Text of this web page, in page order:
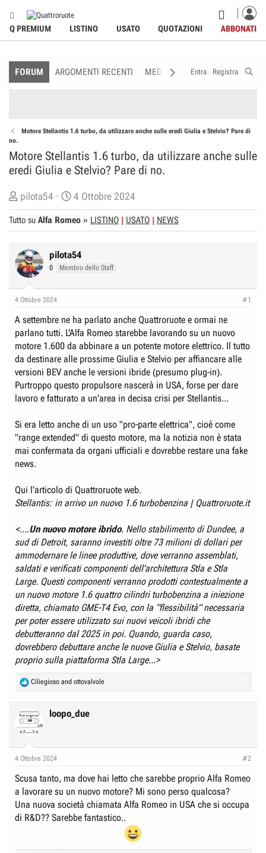
Q PREMIUM LISTINO USATO QUOTAZIONI ABBONATI
FORUM ARGOMENTI RECENTI MEDIA MEMBRI
Entra Registra
Motore Stellantis 1.6 turbo, da utilizzare anche sulle eredi Giulia e Stelvio? Pare di
no.
Motore Stellantis 1.6 turbo, da utilizzare anche sulle
eredi Giulia e Stelvio? Pare di no.
C
r
e
t
o
e
i
s
c
u
s
s
o
n
e
pilota54
D
a
t
d
i
z
i
o
4 Ottobre 2024
Tutto su Alfa Romeo » LISTINO USATO NEWS
pilota54
0 Membro dello Staff
4 Ottobre 2024 #1
A settembre ne ha parlato anche Quattroruote e ormai ne
parlano tutti. L'Alfa Romeo starebbe lavorando su un nuovo
motore 1.600 da abbinare a un potente motore elettrico. Il tutto
da destinare alle prossime Giulia e Stelvio per affiancare alle
versioni BEV anche le versioni ibride (presumo plug-in).
Purtroppo questo propulsore nascerà in USA, forse per dare
lavoro e fatturato a un'area in decisa crisi per Stellantis...
Si era letto anche di un uso "pro-parte elettrica", cioè come
"range extended" di questo motore, ma la notizia non è stata
mai confermata da organi ufficiali e dovrebbe restare una fake
news.
Qui l'articolo di Quattroruote web.
Stellantis: in arrivo un nuovo 1.6 turbobenzina | Quattroruote.it
<....Un nuovo motore ibrido. Nello stabilimento di Dundee, a
sud di Detroit, saranno investiti oltre 73 milioni di dollari per
ammodernare le linee produttive, dove verranno assemblati,
saldati e verificati componenti dell’architettura Stla e Stla
Large. Questi componenti verranno prodotti contestualmente a
un nuovo motore 1.6 quattro cilindri turbobenzina a iniezione
diretta, chiamato GME-T4 Evo, con la “flessibilità” necessaria
per poter essere utilizzato sui nuovi veicoli ibridi che
debutteranno dal 2025 in poi. Quando, guarda caso,
dovrebbero debuttare anche lenuove Giulia e Stelvio, basate
proprio sulla piattaforma Stla Large...>
R
e
c
t
i
s
Ciliegioso and ottovalvole
loopo_due
4 Ottobre 2024 #2
Scusa tanto, ma dove hai letto che sarebbe proprio Alfa Romeo
a lavorare su un nuovo motore? Mi sono perso qualcosa?
Una nuova società chiamata Alfa Romeo in USA che si occupa
di R&D?? Sarebbe fantastico..